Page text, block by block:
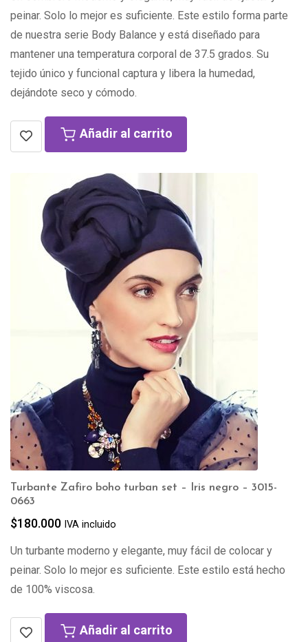
peinar. Solo lo mejor es suficiente. Este estilo forma parte
de nuestra serie Body Balance y está diseñado para
mantener una temperatura corporal de 37.5 grados. Su
tejido único y funcional captura y libera la humedad,
dejándote seco y cómodo.
Añadir al carrito
Turbante Zafiro boho turban set – Iris negro – 3015-
0663
$180.000 IVA incluido
Un turbante moderno y elegante, muy fácil de colocar y
peinar. Solo lo mejor es suficiente. Este estilo está hecho
de 100% viscosa.
Añadir al carrito